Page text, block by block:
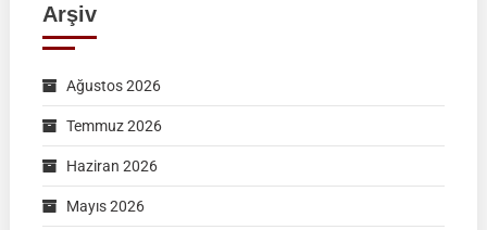
Arşiv
Ağustos 2026
Temmuz 2026
Haziran 2026
Mayıs 2026